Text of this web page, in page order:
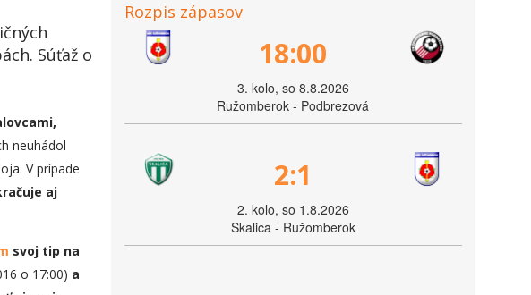
Súťaž o
neuhádol
V prípade
aj
svoj tip na
o 17:00) a
Rozpis zápasov
18:00
3. kolo, so 8.8.2026
Ružomberok - Podbrezová
2:1
2. kolo, so 1.8.2026
Skalica - Ružomberok